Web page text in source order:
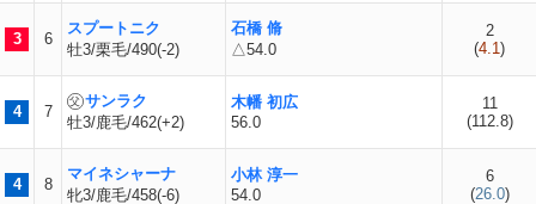
3 6
スプートニク
牡3/栗毛/490(-2)
石橋 脩
△54.0
2
(4.1)
4 7
サンラク
牡3/鹿毛/462(+2)
木幡 初広
56.0
11
(112.8)
4 8
マイネシャーナ
牝3/鹿毛/458(-6)
小林 淳一
54.0
6
(26.0)